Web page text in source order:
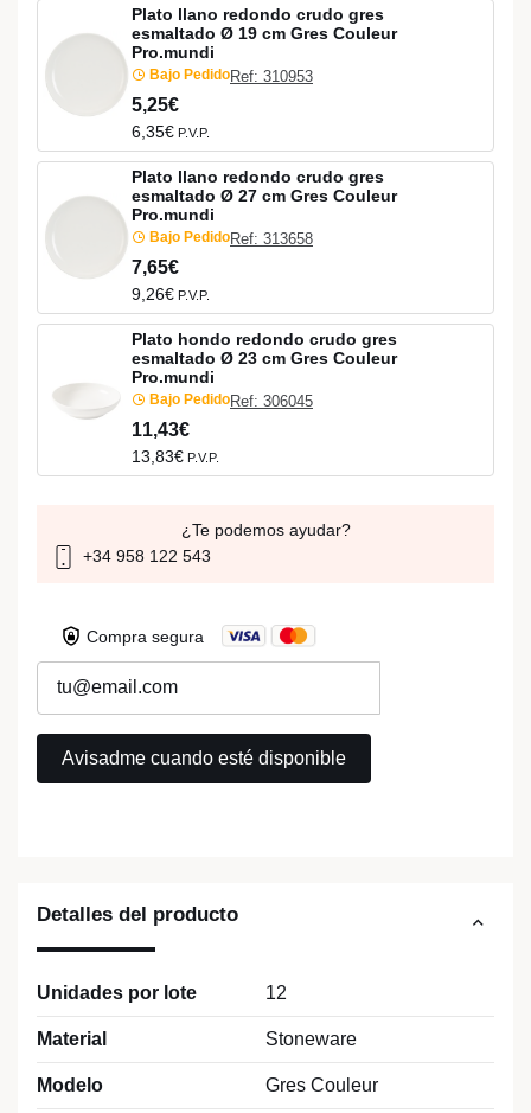
Detalles del producto
Unidades por lote 12
Material Stoneware
Modelo Gres Couleur
Plato llano redondo crudo gres
esmaltado Ø 19 cm Gres Couleur
Pro.mundi
Bajo PedidoRef: 310953
5,25€
6,35€ P.V.P.
Plato llano redondo crudo gres
esmaltado Ø 27 cm Gres Couleur
Pro.mundi
Bajo PedidoRef: 313658
7,65€
9,26€ P.V.P.
Plato hondo redondo crudo gres
esmaltado Ø 23 cm Gres Couleur
Pro.mundi
Bajo PedidoRef: 306045
11,43€
13,83€ P.V.P.
¿Te podemos ayudar?
+34 958 122 543
Compra segura